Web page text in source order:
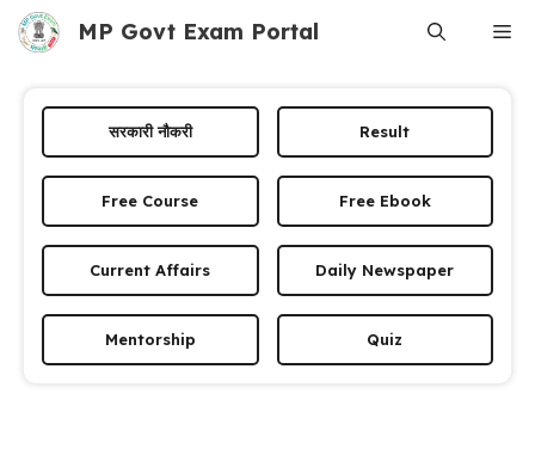
Skip
MP Govt Exam Portal
सरकारी नौकरी Result
Free Course Free Ebook
Current Affairs Daily Newspaper
Mentorship Quiz